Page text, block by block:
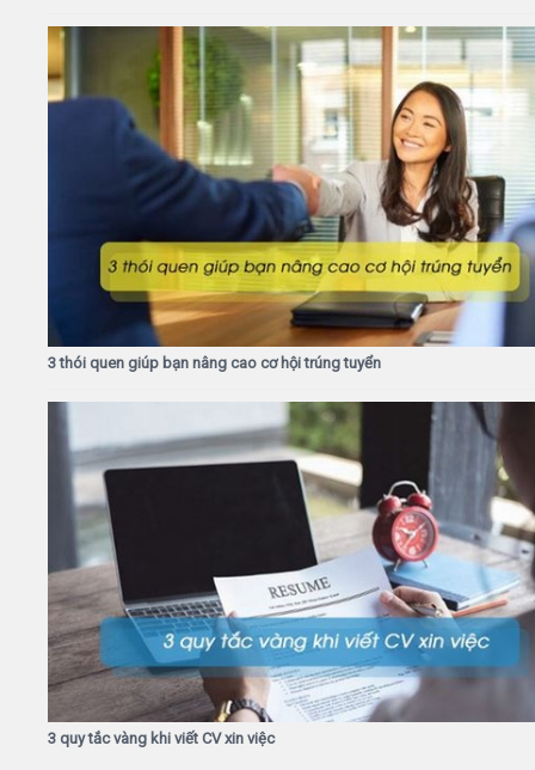
3 thói quen giúp bạn nâng cao cơ hội trúng tuyển
3 quy tắc vàng khi viết CV xin việc